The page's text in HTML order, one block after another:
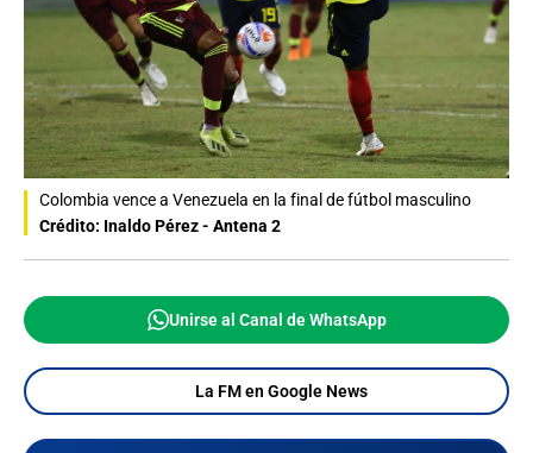
Colombia vence a Venezuela en la final de fútbol masculino
Crédito: Inaldo Pérez - Antena 2
Unirse al Canal de WhatsApp
La FM en Google News